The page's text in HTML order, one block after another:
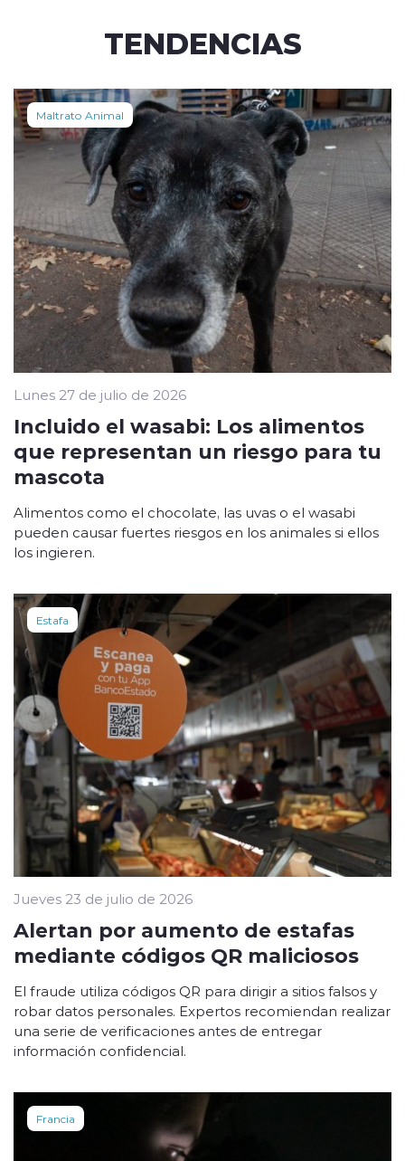
TENDENCIAS
Maltrato Animal
Lunes 27 de julio de 2026
Incluido el wasabi: Los alimentos
que representan un riesgo para tu
mascota
Alimentos como el chocolate, las uvas o el wasabi
pueden causar fuertes riesgos en los animales si ellos
los ingieren.
Estafa
Jueves 23 de julio de 2026
Alertan por aumento de estafas
mediante códigos QR maliciosos
El fraude utiliza códigos QR para dirigir a sitios falsos y
robar datos personales. Expertos recomiendan realizar
una serie de verificaciones antes de entregar
información confidencial.
Francia